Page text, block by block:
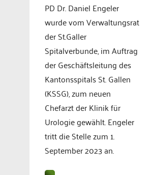
PD Dr. Daniel Engeler
wurde vom Verwaltungsrat
der St.Galler
Spitalverbunde, im Auftrag
der Geschäftsleitung des
Kantonsspitals St. Gallen
(KSSG), zum neuen
Chefarzt der Klinik für
Urologie gewählt. Engeler
tritt die Stelle zum 1.
September 2023 an.